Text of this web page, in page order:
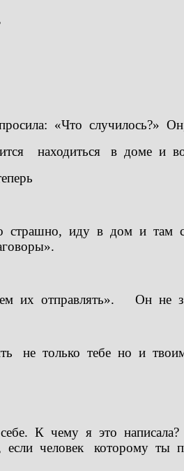
«Что случилось?»
находиться в доме и во
страшно, иду в дом и
их отправлять». Он не
не только тебе но и
К чему я это
человек которому